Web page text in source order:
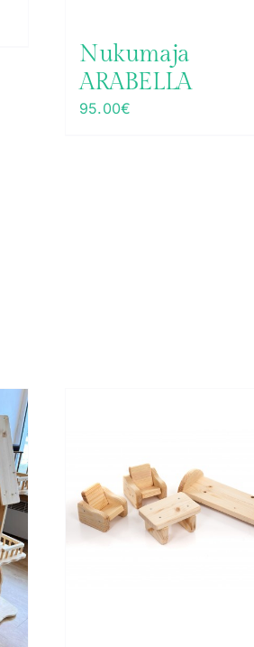
Nukumaja
ARABELLA
95.00€